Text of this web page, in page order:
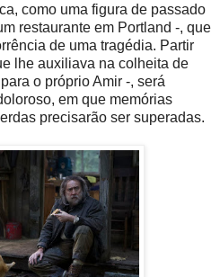
como uma figura de passado
restaurante em Portland -, que
de uma tragédia. Partir
lhe auxiliava na colheita de
o próprio Amir -, será
em que memórias
precisarão ser superadas.